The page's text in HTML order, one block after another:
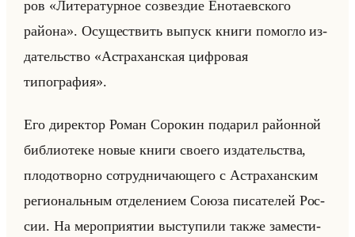
ров «Литературное созвездие Енотаевского
района». Осу­ще­ствить вы­пуск книги по­мог­ло из­
да­тельство «Астраханская цифровая
типография».
Его ди­рек­тор Роман Со­ро­кин по­да­рил район­ной
биб­лио­те­ке новые книги сво­его из­да­тельства,
пло­до­твор­но со­труд­ни­ча­юще­го с Аст­ра­хан­ским
ре­ги­ональным от­де­ле­ни­ем Союза пи­са­те­лей Рос­
сии. На ме­ро­при­ятии вы­сту­пи­ли также за­ме­сти­